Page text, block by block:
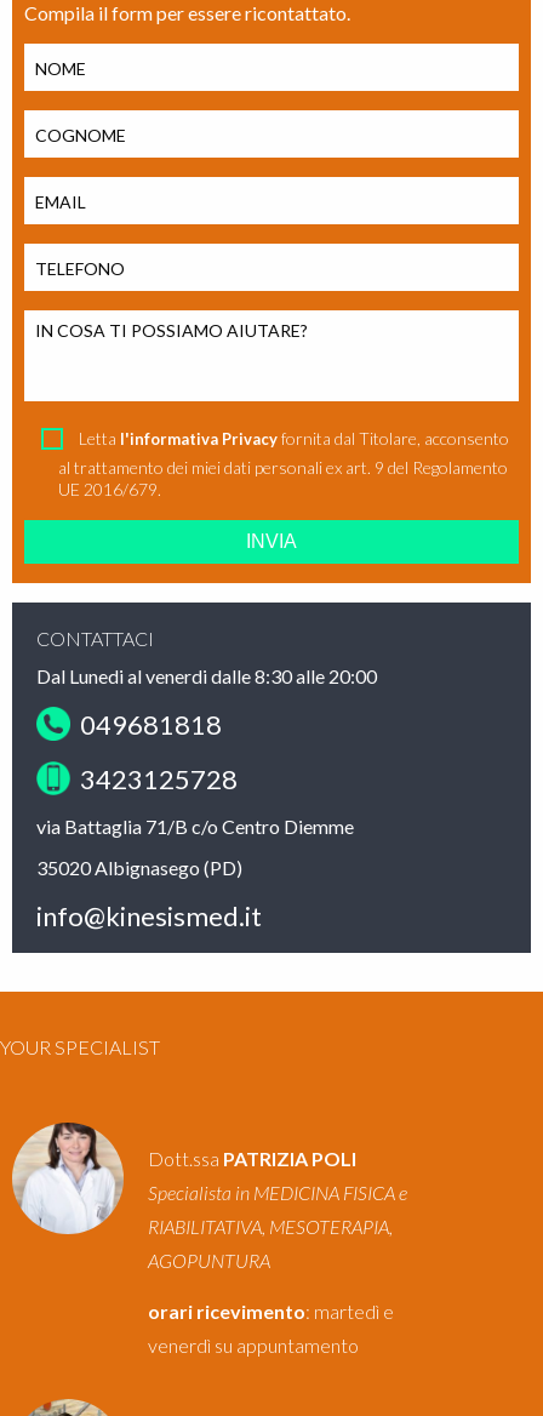
Compila il form per essere ricontattato.
Si prega di lasciare vuoto questo campo.
Letta l'informativa Privacyfornita dal Titolare, acconsento
al trattamento dei miei dati personali ex art. 9 del Regolamento
UE 2016/679.
CONTATTACI
Dal Lunedi al venerdi dalle 8:30 alle 20:00
049681818
3423125728
via Battaglia 71/B c/o Centro Diemme
35020 Albignasego (PD)
info@kinesismed.it
YOUR SPECIALIST
Dott.ssa PATRIZIA POLI
Specialista in MEDICINA FISICA e
RIABILITATIVA, MESOTERAPIA,
AGOPUNTURA
orari ricevimento: martedì e
venerdì su appuntamento